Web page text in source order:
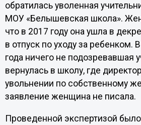
обратилась уволенная
МОУ «Белышевская школа».
что в 2017 году она ушла в
в отпуск по уходу за ребенком.
года ничего не подозревавшая
вернулась в школу, где
увольнении по собственному
заявление женщина не писала.
Проведенной экспертизой